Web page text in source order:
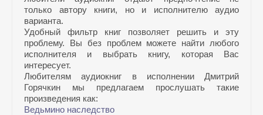
только автору книги, но и исполнителю аудио
варианта.
Удобный фильтр книг позволяет решить и эту
проблему. Вы без проблем можете найти любого
исполнителя и выбрать книгу, которая Вас
интересует.
Любителям аудиокниг в исполнении Дмитрий
Горячкин мы предлагаем прослушать такие
произведения как:
Ведьмино наследство